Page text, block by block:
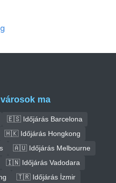
ma
🇪🇸 Időjárás Barcelona
🇭🇰 Időjárás Hongkong
🇦🇺 Időjárás Melbourne
🇮🇳 Időjárás Vadodara
🇹🇷 Időjárás İzmir